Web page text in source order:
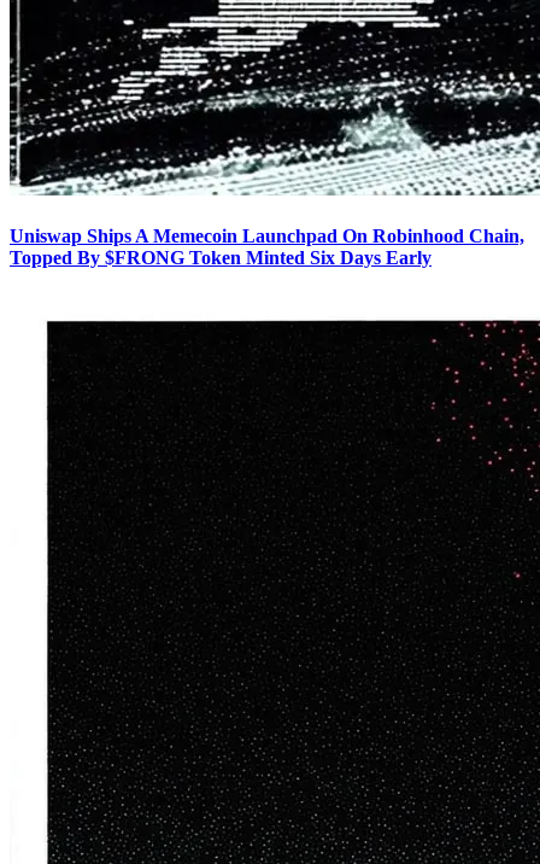
Uniswap Ships A Memecoin Launchpad On Robinhood Chain,
Topped By $FRONG Token Minted Six Days Early